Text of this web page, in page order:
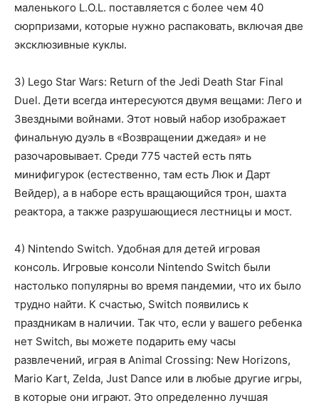
маленького L.O.L. поставляется с более чем 40
сюрпризами, которые нужно распаковать, включая две
эксклюзивные куклы.
3) Lego Star Wars: Return of the Jedi Death Star Final
Duel. Дети всегда интересуются двумя вещами: Лего и
Звездными войнами. Этот новый набор изображает
финальную дуэль в «Возвращении джедая» и не
разочаровывает. Среди 775 частей есть пять
минифигурок (естественно, там есть Люк и Дарт
Вейдер), а в наборе есть вращающийся трон, шахта
реактора, а также разрушающиеся лестницы и мост.
4) Nintendo Switch. Удобная для детей игровая
консоль. Игровые консоли Nintendo Switch были
настолько популярны во время пандемии, что их было
трудно найти. К счастью, Switch появились к
праздникам в наличии. Так что, если у вашего ребенка
нет Switch, вы можете подарить ему часы
развлечений, играя в Animal Crossing: New Horizons,
Mario Kart, Zelda, Just Dance или в любые другие игры,
в которые они играют. Это определенно лучшая